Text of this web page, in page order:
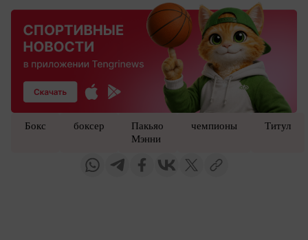
Бокс боксер
Пакьяо
Мэнни
чемпионы Титул